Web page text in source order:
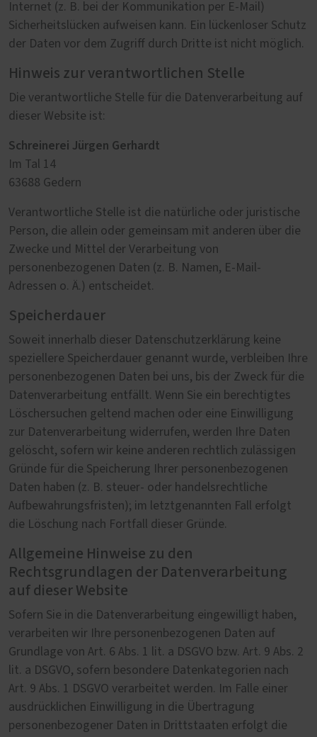
Internet (z. B. bei der Kommunikation per E-Mail)
Sicherheitslücken aufweisen kann. Ein lückenloser Schutz
der Daten vor dem Zugriff durch Dritte ist nicht möglich.
Hinweis zur verantwortlichen Stelle
Die verantwortliche Stelle für die Datenverarbeitung auf
dieser Website ist:
Schreinerei Jürgen Gerhardt
Im Tal 14
63688 Gedern
Verantwortliche Stelle ist die natürliche oder juristische
Person, die allein oder gemeinsam mit anderen über die
Zwecke und Mittel der Verarbeitung von
personenbezogenen Daten (z. B. Namen, E-Mail-
Adressen o. Ä.) entscheidet.
Speicherdauer
Soweit innerhalb dieser Datenschutzerklärung keine
speziellere Speicherdauer genannt wurde, verbleiben Ihre
personenbezogenen Daten bei uns, bis der Zweck für die
Datenverarbeitung entfällt. Wenn Sie ein berechtigtes
Löschersuchen geltend machen oder eine Einwilligung
zur Datenverarbeitung widerrufen, werden Ihre Daten
gelöscht, sofern wir keine anderen rechtlich zulässigen
Gründe für die Speicherung Ihrer personenbezogenen
Daten haben (z. B. steuer- oder handelsrechtliche
Aufbewahrungsfristen); im letztgenannten Fall erfolgt
die Löschung nach Fortfall dieser Gründe.
Allgemeine Hinweise zu den
Rechtsgrundlagen der Datenverarbeitung
auf dieser Website
Sofern Sie in die Datenverarbeitung eingewilligt haben,
verarbeiten wir Ihre personenbezogenen Daten auf
Grundlage von Art. 6 Abs. 1 lit. a DSGVO bzw. Art. 9 Abs. 2
lit. a DSGVO, sofern besondere Datenkategorien nach
Art. 9 Abs. 1 DSGVO verarbeitet werden. Im Falle einer
ausdrücklichen Einwilligung in die Übertragung
personenbezogener Daten in Drittstaaten erfolgt die